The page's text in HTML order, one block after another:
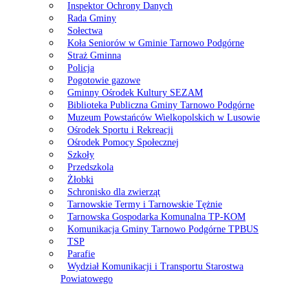
Inspektor Ochrony Danych
Rada Gminy
Sołectwa
Koła Seniorów w Gminie Tarnowo Podgórne
Straż Gminna
Policja
Pogotowie gazowe
Gminny Ośrodek Kultury SEZAM
Biblioteka Publiczna Gminy Tarnowo Podgórne
Muzeum Powstańców Wielkopolskich w Lusowie
Ośrodek Sportu i Rekreacji
Ośrodek Pomocy Społecznej
Szkoły
Przedszkola
Żłobki
Schronisko dla zwierząt
Tarnowskie Termy i Tarnowskie Tężnie
Tarnowska Gospodarka Komunalna TP-KOM
Komunikacja Gminy Tarnowo Podgórne TPBUS
TSP
Parafie
Wydział Komunikacji i Transportu Starostwa
Powiatowego